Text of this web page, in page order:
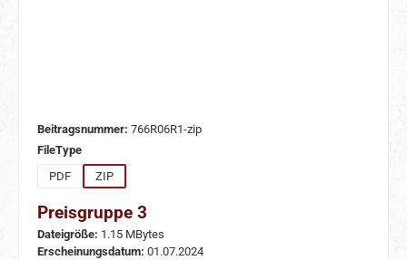
Beitragsnummer: 766R06R1-zip
FileTypeauswählen
PDF
ZIP
Preisgruppe 3
Dateigröße: 1.15 MBytes
Erscheinungsdatum: 01.07.2024